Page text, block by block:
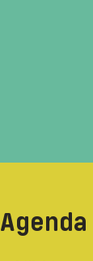
Agenda